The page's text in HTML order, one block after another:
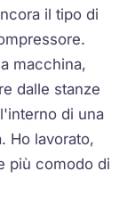
il tipo di
macchina,
dalle stanze
di una
Ho lavorato,
più comodo di